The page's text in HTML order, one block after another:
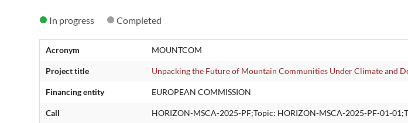
In progress Completed
Acronym MOUNTCOM
Project title Unpacking the Future of Mountain Communities Under Climate and
Financing entity EUROPEAN COMMISSION
Call HORIZON-MSCA-2025-PF;Topic: HORIZON-MSCA-2025-PF-01-